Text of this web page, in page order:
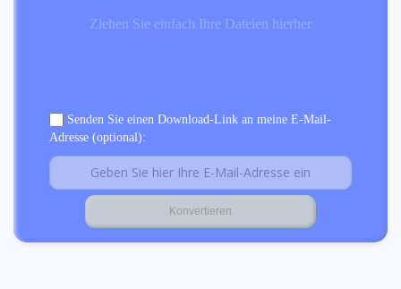
Ziehen Sie einfach Ihre Dateien hierher
Senden Sie einen Download-Link an meine E-Mail-
Adresse (optional):